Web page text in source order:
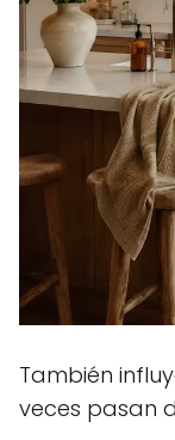
También
veces pasan